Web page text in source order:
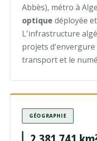
Abbès), métro à
optique déployée
L'infrastructure
projets d'envergure
transport et le
GÉOGRAPHIE